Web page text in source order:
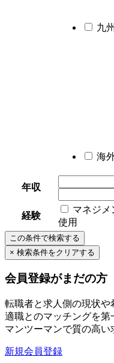
九
海
年収
経験
マネジメ
使用
会員登録がまだの方
転職者と求人側の現状や
適職とのマッチングを第
マンツーマンで質の高い
新規会員登録